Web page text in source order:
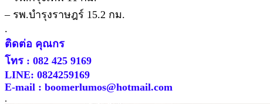
– รพ.บำรุงราษฎร์ 15.2 กม.
.
ติดต่อ คุณกร
โทร : 082 425 9169
LINE: 0824259169
E-mail : boomerlumos@hotmail.com
.